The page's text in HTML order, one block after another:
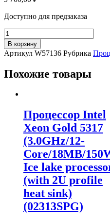
Доступно для предзаказа
Количество
товара
Процессор
Intel
Core
10100
(CM8070104291317
RH3N)
(3.6GHz/UHD
Graphics
В корзину
Артикул W57136 Рубрика
Похожие товары
Процессор Intel
Xeon Gold 5317
(3.0GHz/12-
Core/18MB/
Ice lake
(with 2U profile
heat sink)
(02313SPG)